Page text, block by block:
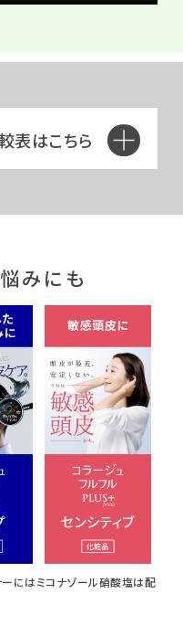
表はこちら
みにも
ーにはミコナゾール硝酸塩は配